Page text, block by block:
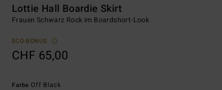
Lottie Hall Boardie Skirt
Frauen Schwarz Rock im Boardshort-Look
ECO-BONUS
CHF 65,00
Farbe Off Black